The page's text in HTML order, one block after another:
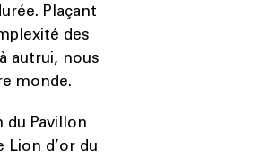
Plaçant
des
autrui, nous
monde.
du Pavillon
Lion d’or du